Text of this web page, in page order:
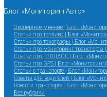
Блог «МониторингАвто»
Экспертное мнение | Блог
Статьи про топливо | Блог
Статьи про тахографы | Блог
Статьи про мониторинг транспорта
Статьи про ГЛОНАСС | Блог
Статьи про GPS | Блог
Статьи о транспорте | Блог
Советы для водителей | Блог
Новости транспорта | Блог
Без рубрики